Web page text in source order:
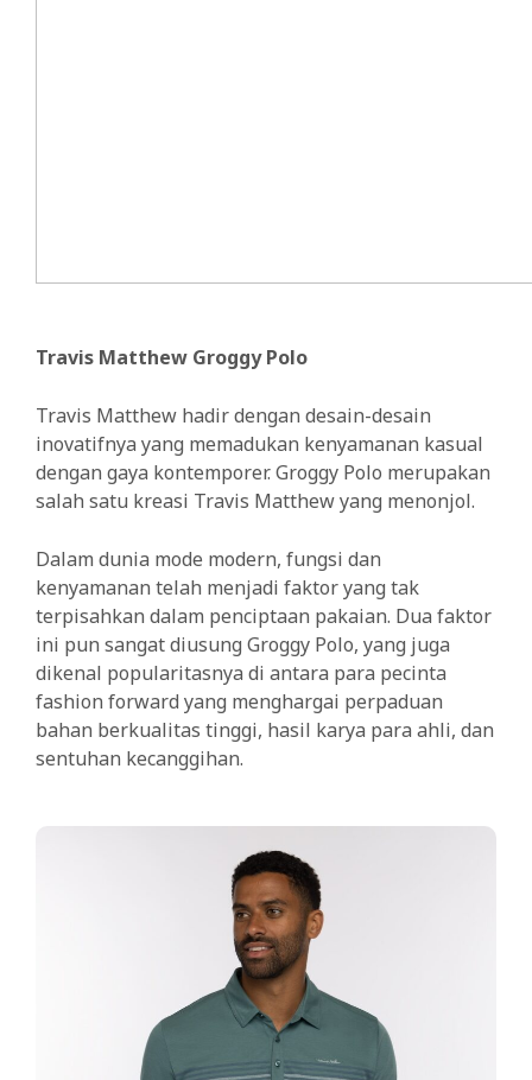
Travis Matthew Groggy Polo
Travis Matthew hadir dengan desain-desain
inovatifnya yang memadukan kenyamanan kasual
dengan gaya kontemporer. Groggy Polo merupakan
salah satu kreasi Travis Matthew yang menonjol.
Dalam dunia mode modern, fungsi dan
kenyamanan telah menjadi faktor yang tak
terpisahkan dalam penciptaan pakaian. Dua faktor
ini pun sangat diusung Groggy Polo, yang juga
dikenal popularitasnya di antara para pecinta
fashion forward yang menghargai perpaduan
bahan berkualitas tinggi, hasil karya para ahli, dan
sentuhan kecanggihan.